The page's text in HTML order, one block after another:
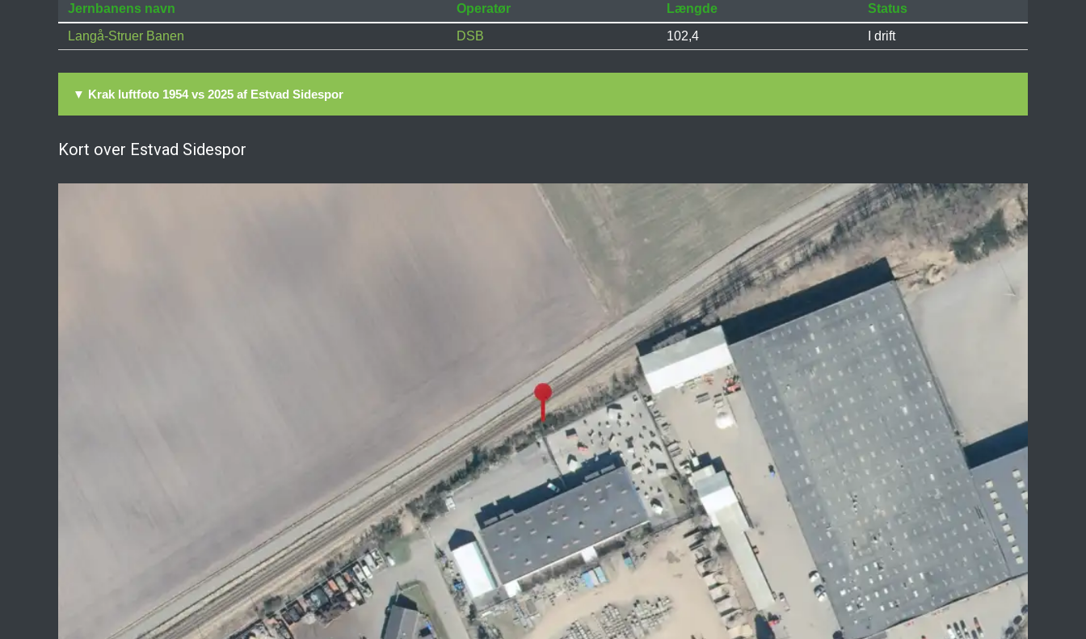
Jernbanens navn Operatør Længde
Status
Langå-Struer Banen
DSB 102,4 I drift
▼ Krak luftfoto 1954 vs 2025 af Estvad Sidespor
Kort over Estvad Sidespor